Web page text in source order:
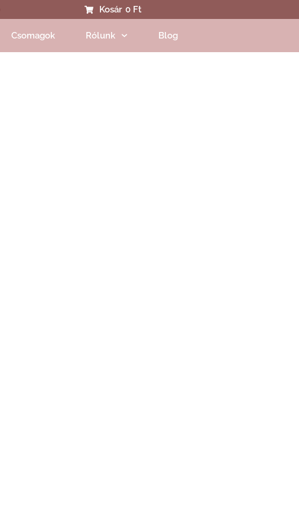
Kosár 0 Ft
Csomagok Rólunk Blog